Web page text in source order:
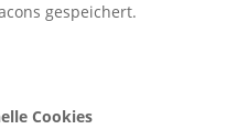
gespeichert.
Cookies